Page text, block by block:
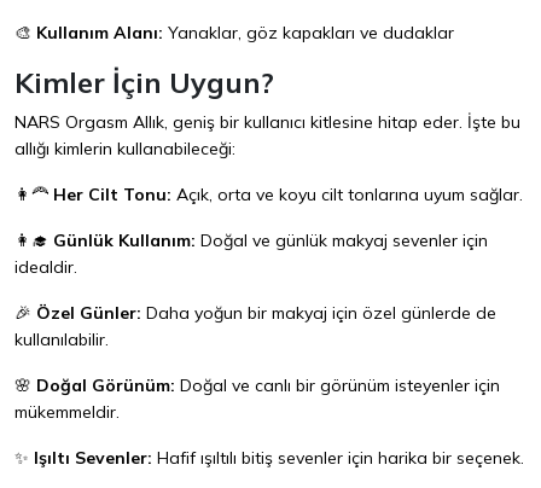
🎨 Kullanım Alanı: Yanaklar, göz kapakları ve dudaklar
Kimler İçin Uygun?
NARS Orgasm Allık, geniş bir kullanıcı kitlesine hitap eder. İşte bu
allığı kimlerin kullanabileceği:
👩‍🦰 Her Cilt Tonu: Açık, orta ve koyu cilt tonlarına uyum sağlar.
👩‍🎓 Günlük Kullanım: Doğal ve günlük makyaj sevenler için
idealdir.
🎉 Özel Günler: Daha yoğun bir makyaj için özel günlerde de
kullanılabilir.
🌸 Doğal Görünüm: Doğal ve canlı bir görünüm isteyenler için
mükemmeldir.
✨ Işıltı Sevenler: Hafif ışıltılı bitiş sevenler için harika bir seçenek.